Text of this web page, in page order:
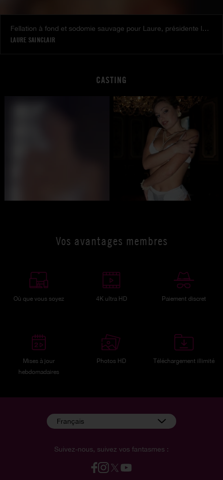
Fellation à fond et sodomie sauvage pour Laure, présidente le jour, chaude escort la nuit
LAURE SAINCLAIR
CASTING
Vos avantages membres
Où que vous soyez 4K ultra HD Paiement discret
Mises à jour
hebdomadaires
Photos HD Téléchargement illimité
Suivez-nous, suivez vos fantasmes :
Français